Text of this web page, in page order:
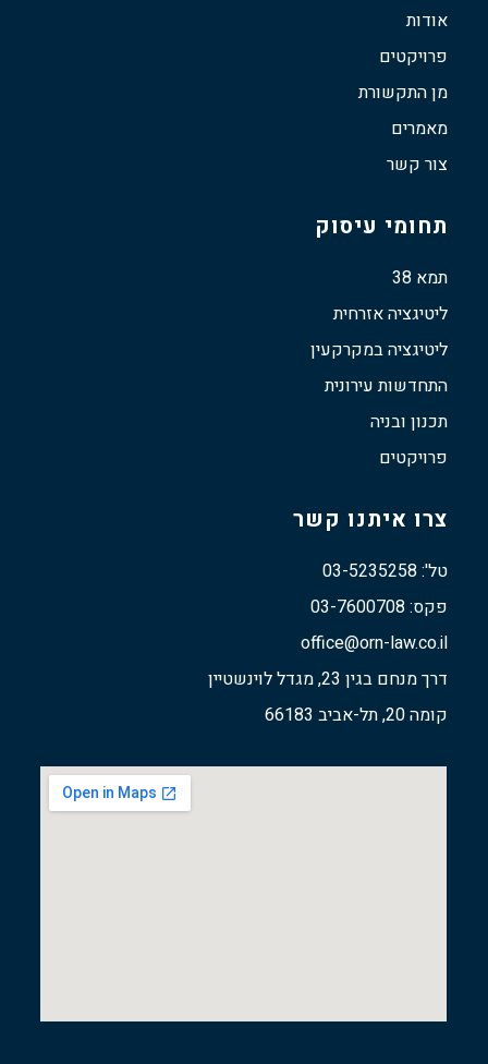
אודות
פרויקטים
מן התקשורת
מאמרים
צור קשר
תחומי עיסוק
תמא 38
ליטיגציה אזרחית
ליטיגציה במקרקעין
התחדשות עירונית
תכנון ובניה
פרויקטים
צרו איתנו קשר
טל': 03-5235258
פקס: 03-7600708
office@orn-law.co.il
דרך מנחם בגין 23, מגדל לוינשטיין
קומה 20, תל-אביב 66183